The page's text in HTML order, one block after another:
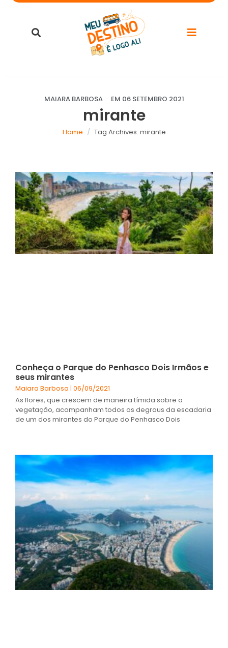
MAIARA BARBOSA EM 06 SETEMBRO 2021
mirante
Home Tag Archives: mirante
Conheça o Parque do Penhasco Dois Irmãos e
seus mirantes
Maiara Barbosa 06/09/2021
As flores, que crescem de maneira tímida sobre a
vegetação, acompanham todos os degraus da escadaria
de um dos mirantes do Parque do Penhasco Dois